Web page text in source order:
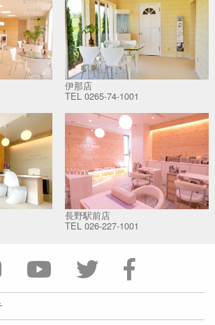
伊那店
TEL 0265-74-1001
長野駅前店
TEL 026-227-1001